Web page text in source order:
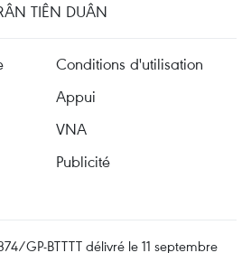
TIÊN DUÂN
Conditions d'utilisation
Appui
VNA
Publicité
GP-BTTTT délivré le 11 septembre